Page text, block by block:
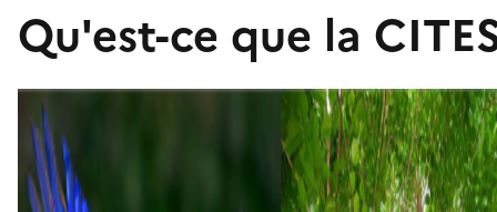
Qu'est-ce que la